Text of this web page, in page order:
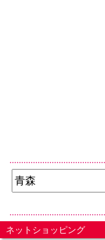
ネットショッピング